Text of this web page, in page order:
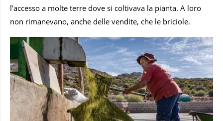
l’accesso a molte terre dove si coltivava la pianta. A loro
non rimanevano, anche delle vendite, che le briciole.